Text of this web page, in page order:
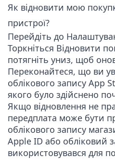
Як відновити мою
пристрої?
Перейдіть до
Торкніться Відновити
потягніть униз, щоб
Переконайтеся, що ви
облікового запису App
якого було здійснено
Якщо відновлення не
передплата може бути
облікового запису
Apple ID або обліковий
використовувався для